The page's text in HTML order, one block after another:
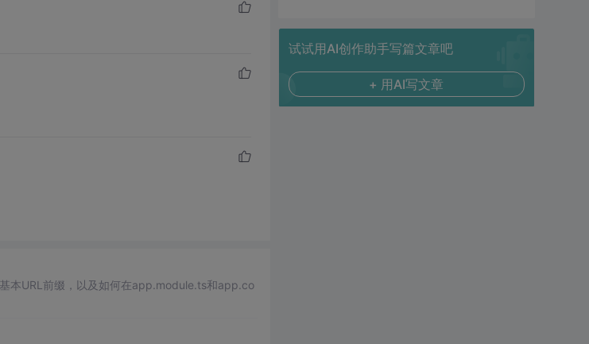
本URL前缀，以及如何在app.module.ts和app.co
试试用AI创作助手写篇文章吧
+ 用AI写文章